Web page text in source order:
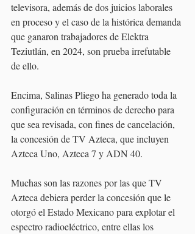
televisora, además de dos juicios laborales
en proceso y el caso de la histórica demanda
que ganaron trabajadores de Elektra
Teziutlán, en 2024, son prueba irrefutable
de ello.
Encima, Salinas Pliego ha generado toda la
configuración en términos de derecho para
que sea revisada, con fines de cancelación,
la concesión de TV Azteca, que incluyen
Azteca Uno, Azteca 7 y ADN 40.
Muchas son las razones por las que TV
Azteca debiera perder la concesión que le
otorgó el Estado Mexicano para explotar el
espectro radioeléctrico, entre ellas los